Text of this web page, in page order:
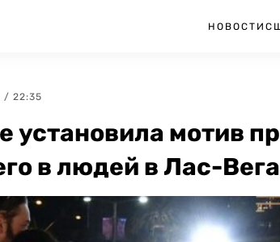
НОВОСТИ
/ 22:35
установила мотив
в людей в Лас-